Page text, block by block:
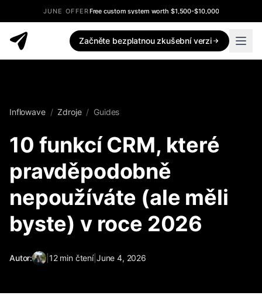
JUNE OFFERFree custom system worth $1,500-$10,000
Začněte bezplatnou zkušební verzi
Inflowave / Zdroje / Guides
10 funkcí CRM, které
pravděpodobně
nepoužíváte (ale měli
byste) v roce 2026
Autor: 12 min čtení| June 4, 2026